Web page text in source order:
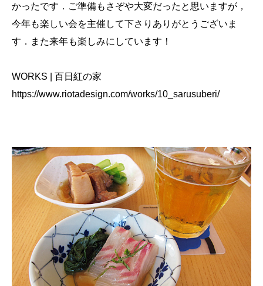
かったです．ご準備もさぞや大変だったと思いますが，
今年も楽しい会を主催して下さりありがとうございま
す．また来年も楽しみにしています！
WORKS | 百日紅の家
https://www.riotadesign.com/works/10_sarusuberi/